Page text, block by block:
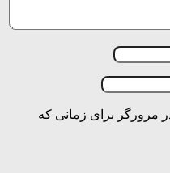
مرورگر برای زمانی که